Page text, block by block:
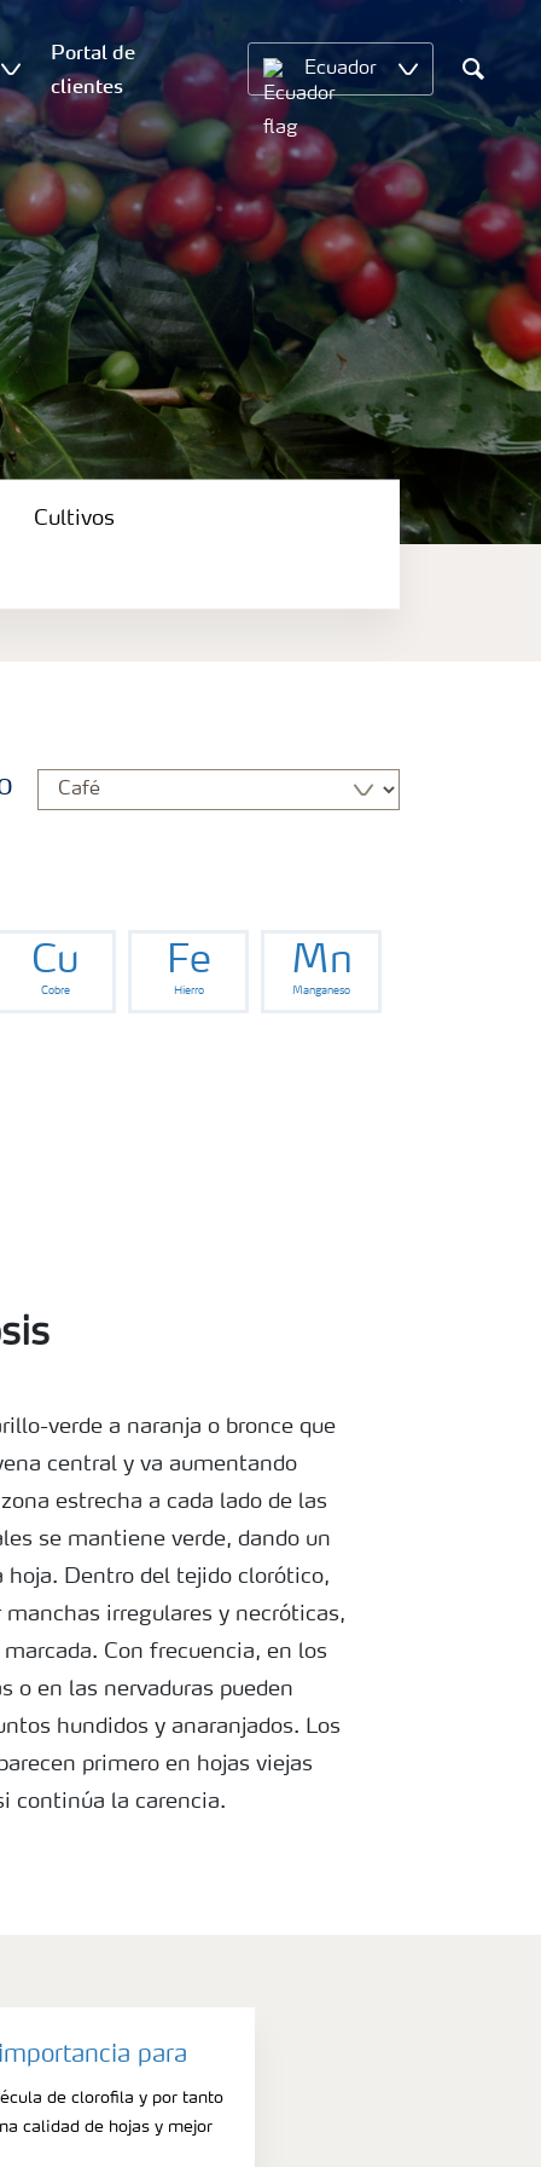
Portal de
clientes
Ecuador
Search
Cultivos
Cu
Cobre
Fe
Hierro
Mn
Manganeso
verde a naranja o bronce que
central y va aumentando
estrecha a cada lado de las
se mantiene verde, dando un
hoja. Dentro del tejido clorótico,
manchas irregulares y necróticas,
Con frecuencia, en los
o en las nervaduras pueden
hundidos y anaranjados. Los
primero en hojas viejas
continúa la carencia.
para
de clorofila y por tanto
calidad de hojas y mejor